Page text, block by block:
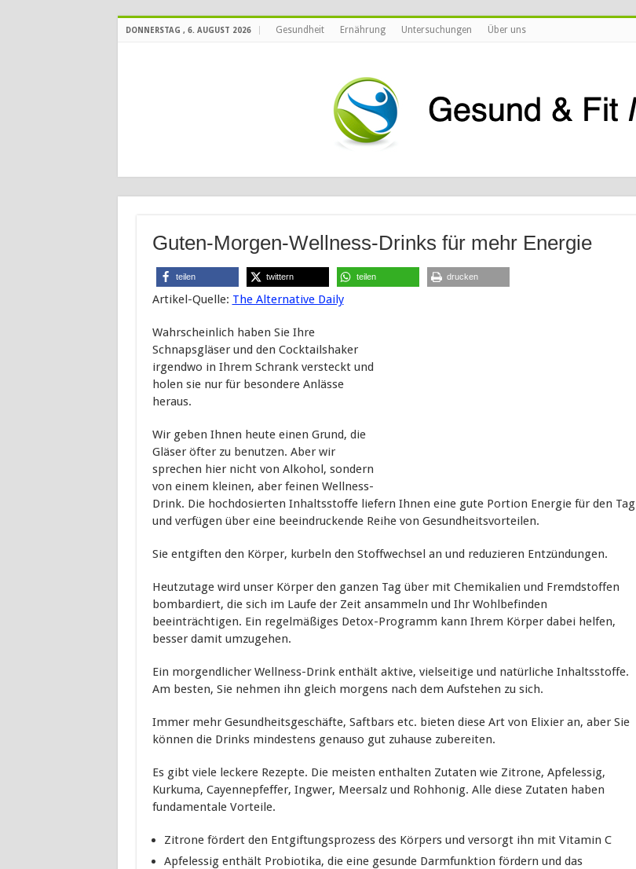
DONNERSTAG , 6. AUGUST 2026 Gesundheit Ernährung Untersuchungen Über uns
Guten-Morgen-Wellness-Drinks für mehr Energie
teilen twittern teilen drucken
Artikel-Quelle: The Alternative Daily
Wahrscheinlich haben Sie Ihre
Schnapsgläser und den Cocktailshaker
irgendwo in Ihrem Schrank versteckt und
holen sie nur für besondere Anlässe
heraus.
Wir geben Ihnen heute einen Grund, die
Gläser öfter zu benutzen. Aber wir
sprechen hier nicht von Alkohol, sondern
von einem kleinen, aber feinen Wellness-
Drink. Die hochdosierten Inhaltsstoffe liefern Ihnen eine gute Portion Energie für den Tag
und verfügen über eine beeindruckende Reihe von Gesundheitsvorteilen.
Sie entgiften den Körper, kurbeln den Stoffwechsel an und reduzieren Entzündungen.
Heutzutage wird unser Körper den ganzen Tag über mit Chemikalien und Fremdstoffen
bombardiert, die sich im Laufe der Zeit ansammeln und Ihr Wohlbefinden
beeinträchtigen. Ein regelmäßiges Detox-Programm kann Ihrem Körper dabei helfen,
besser damit umzugehen.
Ein morgendlicher Wellness-Drink enthält aktive, vielseitige und natürliche Inhaltsstoffe.
Am besten, Sie nehmen ihn gleich morgens nach dem Aufstehen zu sich.
Immer mehr Gesundheitsgeschäfte, Saftbars etc. bieten diese Art von Elixier an, aber Sie
können die Drinks mindestens genauso gut zuhause zubereiten.
Es gibt viele leckere Rezepte. Die meisten enthalten Zutaten wie Zitrone, Apfelessig,
Kurkuma, Cayennepfeffer, Ingwer, Meersalz und Rohhonig. Alle diese Zutaten haben
fundamentale Vorteile.
Zitrone fördert den Entgiftungsprozess des Körpers und versorgt ihn mit Vitamin C
Apfelessig enthält Probiotika, die eine gesunde Darmfunktion fördern und das